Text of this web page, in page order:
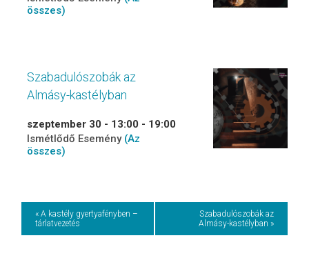
összes)
Szabadulószobák az
Almásy-kastélyban
szeptember 30 - 13:00 - 19:00
Ismétlődő Esemény (Az
összes)
Event
Navigation
« A kastély gyertyafényben –
tárlatvezetés
Szabadulószobák az
Almásy-kastélyban »